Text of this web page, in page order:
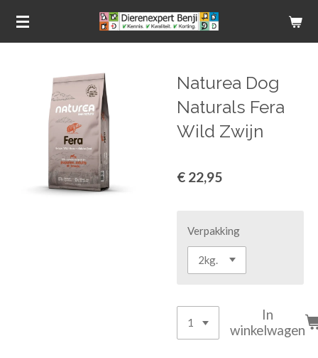
Ga
hoofdinhoud
Naturea Dog
Naturals Fera
Wild Zwijn
€ 22,95
Verpakking
In
winkelwagen